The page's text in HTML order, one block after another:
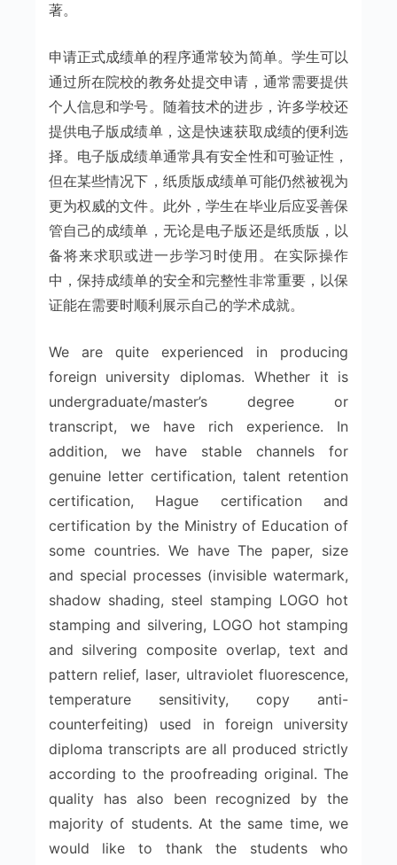
著。
申请正式成绩单的程序通常较为简单。学生可以
通过所在院校的教务处提交申请，通常需要提供
个人信息和学号。随着技术的进步，许多学校还
提供电子版成绩单，这是快速获取成绩的便利选
择。电子版成绩单通常具有安全性和可验证性，
但在某些情况下，纸质版成绩单可能仍然被视为
更为权威的文件。此外，学生在毕业后应妥善保
管自己的成绩单，无论是电子版还是纸质版，以
备将来求职或进一步学习时使用。在实际操作
中，保持成绩单的安全和完整性非常重要，以保
证能在需要时顺利展示自己的学术成就。
We are quite experienced in producing
foreign university diplomas. Whether it is
undergraduate/master’s degree or
transcript, we have rich experience. In
addition, we have stable channels for
genuine letter certification, talent retention
certification, Hague certification and
certification by the Ministry of Education of
some countries. We have The paper, size
and special processes (invisible watermark,
shadow shading, steel stamping LOGO hot
stamping and silvering, LOGO hot stamping
and silvering composite overlap, text and
pattern relief, laser, ultraviolet fluorescence,
temperature sensitivity, copy anti-
counterfeiting) used in foreign university
diploma transcripts are all produced strictly
according to the proofreading original. The
quality has also been recognized by the
majority of students. At the same time, we
would like to thank the students who